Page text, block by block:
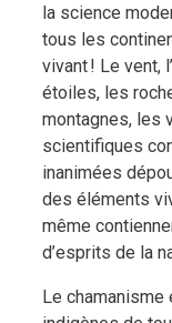
la science
tous les
vivant ! Le vent,
étoiles, les
montagnes, les
scientifiques
inanimées
des éléments
même
d’esprits de la
Le